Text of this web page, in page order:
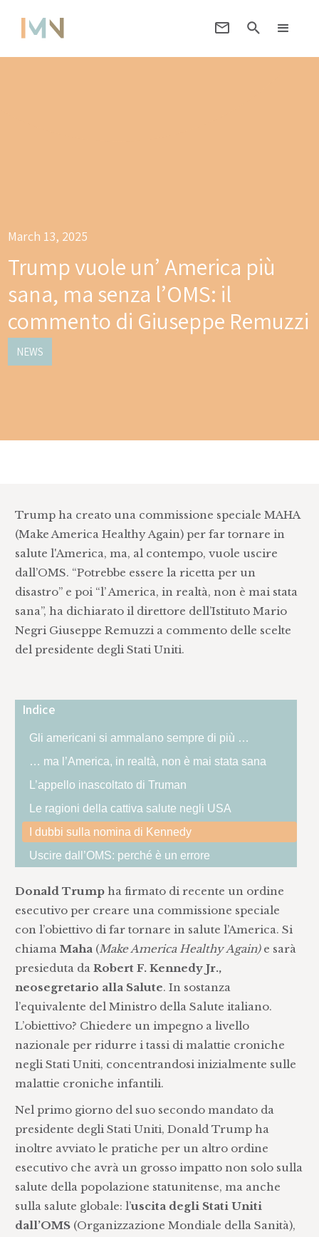
March 13, 2025
Trump vuole un’ America più
sana, ma senza l’OMS: il
commento di Giuseppe Remuzzi
NEWS
Trump ha creato una commissione speciale MAHA
(Make America Healthy Again) per far tornare in
salute l'America, ma, al contempo, vuole uscire
dall’OMS. “Potrebbe essere la ricetta per un
disastro” e poi “l’ America, in realtà, non è mai stata
sana”, ha dichiarato il direttore dell’Istituto Mario
Negri Giuseppe Remuzzi a commento delle scelte
del presidente degli Stati Uniti.
Indice
Gli americani si ammalano sempre di più …
… ma l’America, in realtà, non è mai stata sana
L’appello inascoltato di Truman
Le ragioni della cattiva salute negli USA
I dubbi sulla nomina di Kennedy
Uscire dall’OMS: perché è un errore
Donald Trump ha firmato di recente un ordine
esecutivo per creare una commissione speciale
con l’obiettivo di far tornare in salute l’America. Si
chiamaMaha (Make America Healthy Again)e sarà
presieduta da Robert F. Kennedy Jr.,
neosegretario alla Salute. In sostanza
l’equivalente del Ministro della Salute italiano.
L’obiettivo? Chiedere un impegno a livello
nazionale per ridurre i tassi di malattie croniche
negli Stati Uniti, concentrandosi inizialmente sulle
malattie croniche infantili.
Nel primo giorno del suo secondo mandato da
presidente degli Stati Uniti, Donald Trump ha
inoltre avviato le pratiche per un altro ordine
esecutivo che avrà un grosso impatto non solo sulla
salute della popolazione statunitense, ma anche
sulla salute globale: l’uscita degli Stati Uniti
dall’OMS (Organizzazione Mondiale della Sanità),